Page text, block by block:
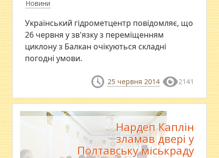
Новини
Український гідрометцентр повідомляє, що
26 червня у зв'язку з переміщенням
циклону з Балкан очікуються складні
погодні умови.
25 червня 2014 2141
Нардеп Каплін
зламав двері у
Полтавську міськраду